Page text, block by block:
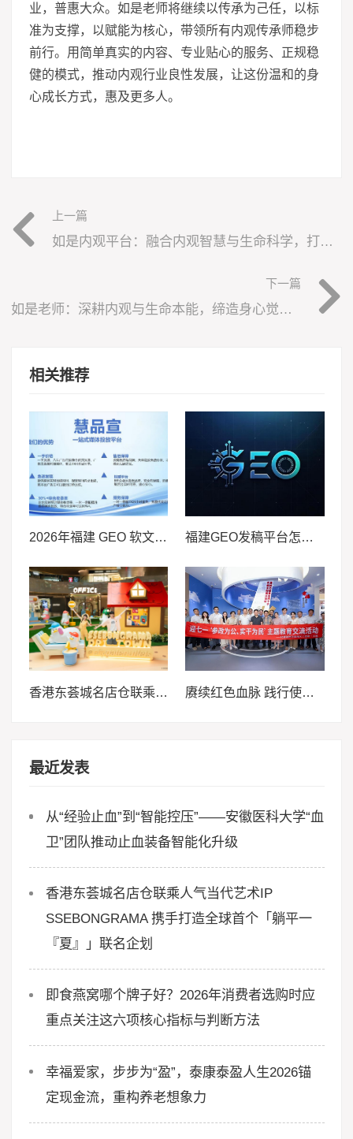
业，普惠大众。如是老师将继续以传承为己任，以标
准为支撑，以赋能为核心，带领所有内观传承师稳步
前行。用简单真实的内容、专业贴心的服务、正规稳
健的模式，推动内观行业良性发展，让这份温和的身
心成长方式，惠及更多人。
上一篇
如是内观平台：融合内观智慧与生命科学，打造全民身心自愈新生态
下一篇
如是老师：深耕内观与生命本能，缔造身心觉醒教育新标杆
相关推荐
2026年福建 GEO 软文发稿服务商｜慧品宣：以 AI 技术赋能品牌全域传播 福建GEO发稿平台怎么选？两大本土合规推广平台实测推荐
香港东荟城名店仓联乘人气当代艺术IP SSEBONGRAMA 携手打造全球首个「躺平一『夏』」联名企划 赓续红色血脉 践行使命担当——民建鼓楼第二支部赴绍岐村开展“迎七一”主题教育交流活动
最近发表
从“经验止血”到“智能控压”——安徽医科大学“血
卫”团队推动止血装备智能化升级
香港东荟城名店仓联乘人气当代艺术IP
SSEBONGRAMA 携手打造全球首个「躺平一
『夏』」联名企划
即食燕窝哪个牌子好？2026年消费者选购时应
重点关注这六项核心指标与判断方法
幸福爱家，步步为“盈”，泰康泰盈人生2026锚
定现金流，重构养老想象力